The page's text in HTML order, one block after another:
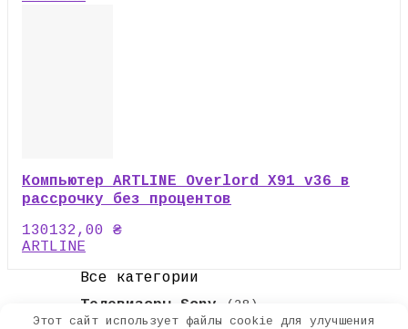
Компьютер ARTLINE Overlord X91 v36 в
рассрочку без процентов
130132,00 ₴
ARTLINE
Все категории
Телевизоры Sony
(28)
Этот сайт использует файлы cookie для улучшения